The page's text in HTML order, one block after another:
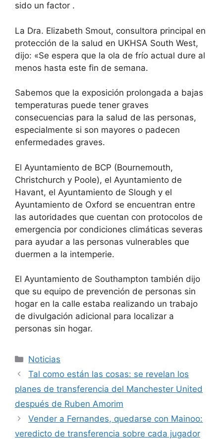
sido un factor .
La Dra. Elizabeth Smout, consultora principal en
protección de la salud en UKHSA South West,
dijo: «Se espera que la ola de frío actual dure al
menos hasta este fin de semana.
Sabemos que la exposición prolongada a bajas
temperaturas puede tener graves
consecuencias para la salud de las personas,
especialmente si son mayores o padecen
enfermedades graves.
El Ayuntamiento de BCP (Bournemouth,
Christchurch y Poole), el Ayuntamiento de
Havant, el Ayuntamiento de Slough y el
Ayuntamiento de Oxford se encuentran entre
las autoridades que cuentan con protocolos de
emergencia por condiciones climáticas severas
para ayudar a las personas vulnerables que
duermen a la intemperie.
El Ayuntamiento de Southampton también dijo
que su equipo de prevención de personas sin
hogar en la calle estaba realizando un trabajo
de divulgación adicional para localizar a
personas sin hogar.
Categorías
Noticias
Tal como están las cosas: se revelan los
planes de transferencia del Manchester United
después de Ruben Amorim
Vender a Fernandes, quedarse con Mainoo:
veredicto de transferencia sobre cada jugador